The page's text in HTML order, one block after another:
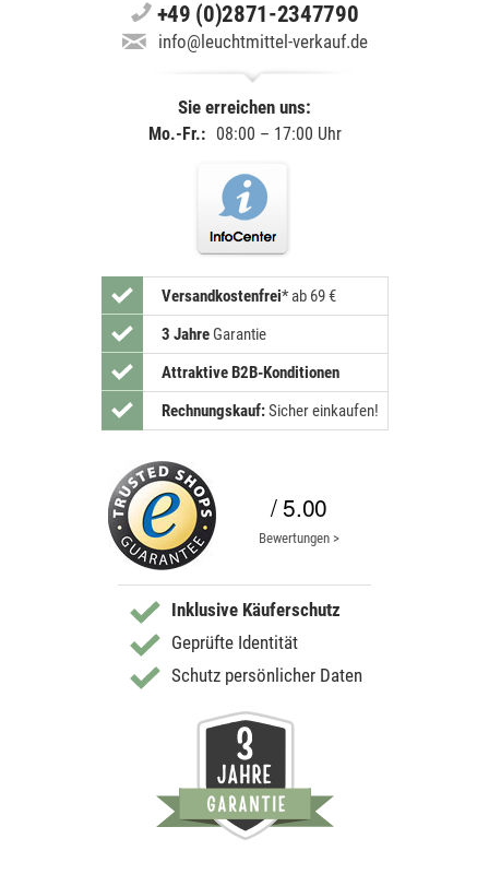
+49 (0)2871-2347790
info@leuchtmittel-verkauf.de
Sie erreichen uns:
Mo.-Fr.: 08:00 – 17:00 Uhr
Versandkostenfrei* ab 69 €
3 JahreGarantie
Attraktive B2B-Konditionen
Rechnungskauf:Sicher einkaufen!
/ 5.00
Bewertungen >
Inklusive Käuferschutz
Geprüfte Identität
Schutz persönlicher Daten